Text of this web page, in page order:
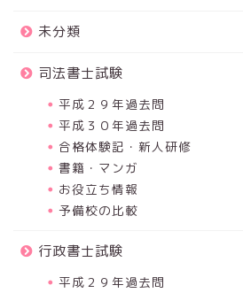
未分類
司法書士試験
平成２９年過去問
平成３０年過去問
合格体験記・新人研修
書籍・マンガ
お役立ち情報
予備校の比較
行政書士試験
平成２９年過去問